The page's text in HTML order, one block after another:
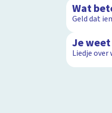
Wat
Geld dat
Je
Liedje over
2:29